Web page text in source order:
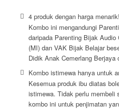
4 produk dengan harga menarik!
Kombo ini mengandungi
daripada Parenting Bijak
(MI) dan VAK Bijak Belajar
Didik Anak Cemerlang Berjaya
Kombo istimewa hanya untuk
Kesemua produk ibu diatas
istimewa. Tidak perlu membeli
kombo ini untuk penjimatan